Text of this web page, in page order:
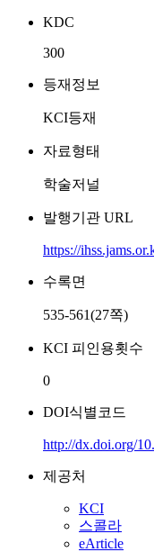
KDC
300
등재정보
KCI등재
자료형태
학술저널
발행기관 URL
https://
수록면
535-561(27쪽)
KCI 피인용횟수
0
DOI식별코드
http://dx.doi.org/
제공처
KCI
스콜라
eArticle